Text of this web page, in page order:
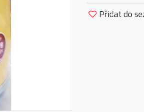
Přidat do